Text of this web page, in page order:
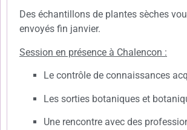
Des échantillons de plantes sèches
envoyés fin janvier.
Session en présence à Chalencon :
Le contrôle de connaissances
Les sorties botaniques et
Une rencontre avec des